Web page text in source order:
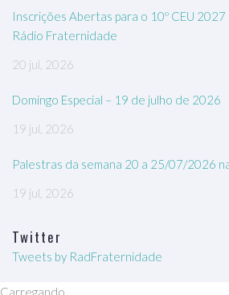
Inscrições Abertas para o 10º CEU
Rádio Fraternidade
20 jul, 2026
Domingo Especial – 19 de julho de 2026
19 jul, 2026
Palestras da semana 20 a 25/07/2026
19 jul, 2026
Twitter
Tweets by RadFraternidade
Carregando...